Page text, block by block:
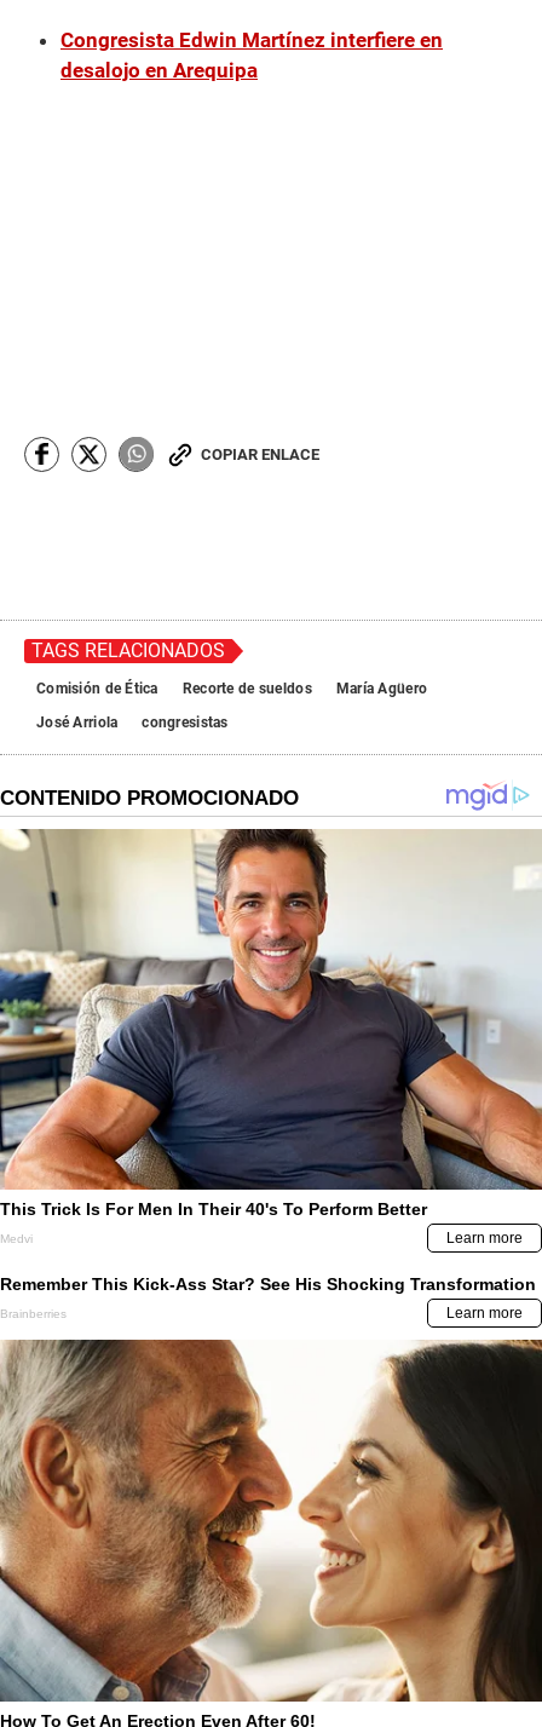
Congresista Edwin Martínez interfiere en
desalojo en Arequipa
COPIAR ENLACE
TAGS RELACIONADOS
Comisión de Ética Recorte de sueldos
María Agüero
José Arriola
congresistas